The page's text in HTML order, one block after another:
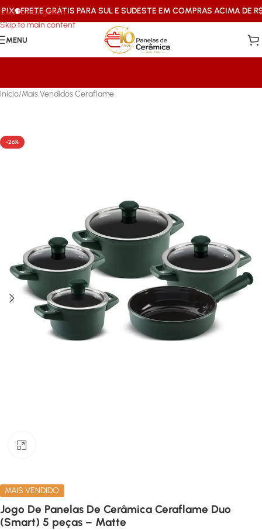
Skip to navigation
Skip to main content
GRÁTIS PARA SUL E SUDESTE EM COMPRAS ACIMA DE R$199
MENU
Início/Mais Vendidos Ceraflame
-26%
MAIS VENDIDO
Jogo De Panelas De Cerâmica Ceraflame Duo
(Smart) 5 peças – Matte